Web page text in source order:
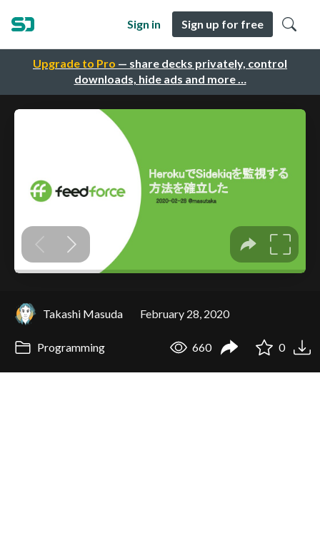
Upgrade to Pro — share decks privately, control
downloads, hide ads and more …
Sign in Sign up for free
Takashi Masuda February 28, 2020
Programming 660 0